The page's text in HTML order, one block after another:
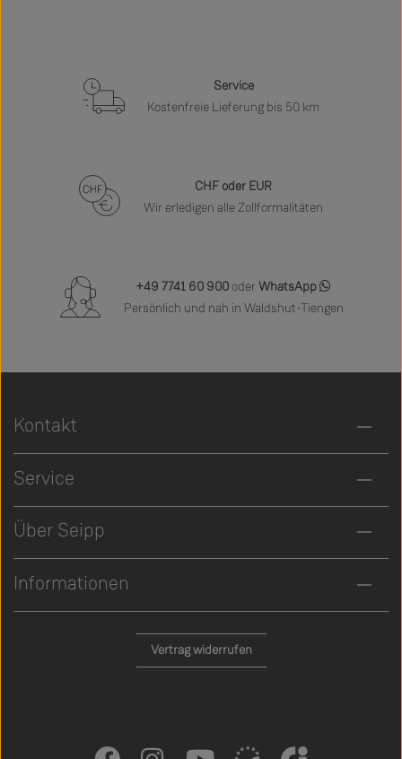
Service
Kostenfreie Lieferung bis 50 km
CHF oder EUR
Wir erledigen alle Zollformalitäten
+49 7741 60 900 oder WhatsApp
Persönlich und nah in Waldshut-Tiengen
Kontakt
Service
Über Seipp
Informationen
Vertrag widerrufen